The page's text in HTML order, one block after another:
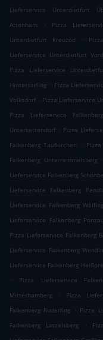
Lieferservice Unterdietfurt
Attenham
. Pizza
Unterdietfurt Kreuzöd
.
Lieferservice Unterdietfurt
Pizza Lieferservice
Hintersarling . Pizza
Volksdorf . Pizza Lieferservice
Pizza Lieferservice
Unterkettendorf . Pizza
Falkenberg Taufkirchen
.
Falkenberg Unterremmelsberg
Lieferservice Falkenberg
Lieferservice Falkenberg
Lieferservice Falkenberg Wölfing
Lieferservice Falkenberg
Pizza Lieferservice Falkenberg
Lieferservice Falkenberg
Lieferservice Falkenberg
.
Pizza Lieferservice
Mitterhamberg
. Pizza
Falkenberg Ruderfing
. Pizza
Falkenberg Latzelsberg
.